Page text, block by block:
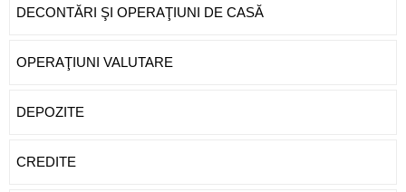
DECONTĂRI ŞI OPERAŢIUNI DE CASĂ
OPERAŢIUNI VALUTARE
DEPOZITE
CREDITE